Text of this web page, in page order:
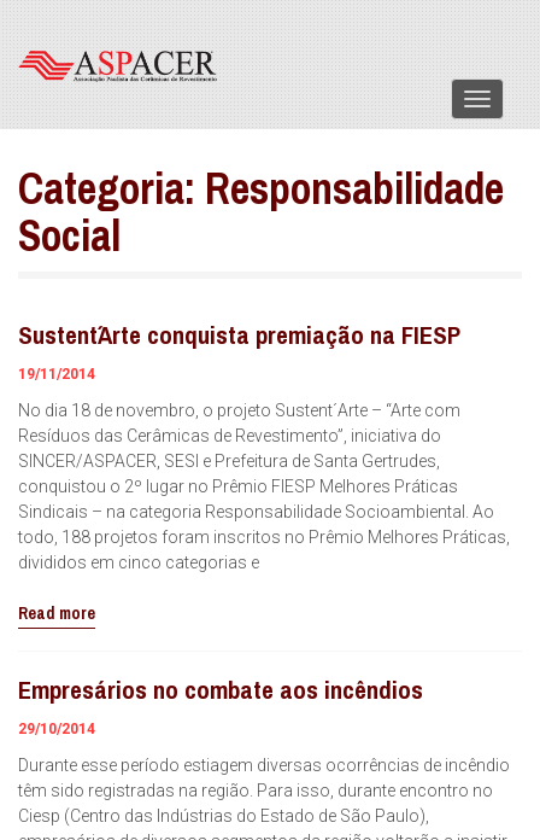
Menu
Categoria: Responsabilidade
Social
Sustent´Arte conquista premiação na FIESP
19/11/2014
No dia 18 de novembro, o projeto Sustent´Arte – “Arte com
Resíduos das Cerâmicas de Revestimento”, iniciativa do
SINCER/ASPACER, SESI e Prefeitura de Santa Gertrudes,
conquistou o 2º lugar no Prêmio FIESP Melhores Práticas
Sindicais – na categoria Responsabilidade Socioambiental. Ao
todo, 188 projetos foram inscritos no Prêmio Melhores Práticas,
divididos em cinco categorias e
Read more
Empresários no combate aos incêndios
29/10/2014
Durante esse período estiagem diversas ocorrências de incêndio
têm sido registradas na região. Para isso, durante encontro no
Ciesp (Centro das Indústrias do Estado de São Paulo),